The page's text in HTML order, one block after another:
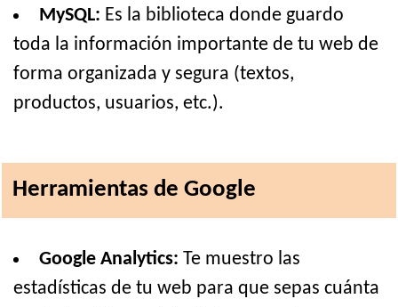
MySQL: Es la biblioteca donde guardo
toda la información importante de tu web de
forma organizada y segura (textos,
productos, usuarios, etc.).
Herramientas de Google
Google Analytics: Te muestro las
estadísticas de tu web para que sepas cuánta